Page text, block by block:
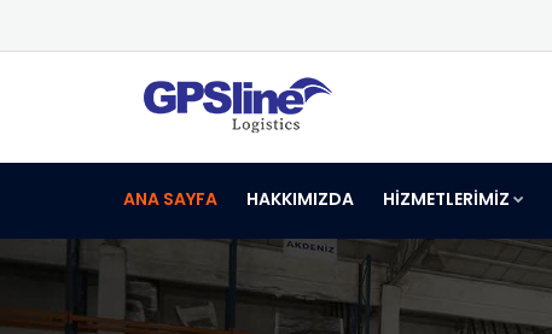
ANA SAYFA HAKKIMIZDA HİZMETLERİMİZ